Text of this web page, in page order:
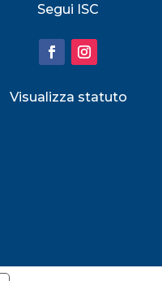
Segui ISC
Visualizza statuto